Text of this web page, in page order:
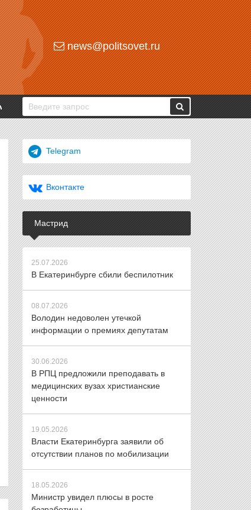
news@politsovet.ru
Telegram
Вконтакте
Мастрид
25.07.2026
В Екатеринбурге сбили беспилотник
08.07.2026
Володин недоволен утечкой
информации о премиях депутатам
30.06.2026
В РПЦ предложили преподавать в
медицинских вузах христианские
ценности
19.05.2026
Власти Екатеринбурга заявили об
отсутствии планов по мобилизации
18.05.2026
Министр увидел плюсы в росте